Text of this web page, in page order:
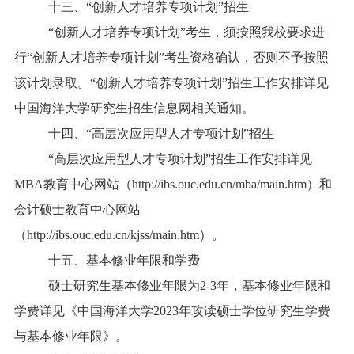
十三、“创新人才培养专项计划”招生
“创新人才培养专项计划”考生，须按照我校要求进
行“创新人才培养专项计划”考生资格确认，否则不予按照
该计划录取。“创新人才培养专项计划”招生工作安排详见
中国海洋大学研究生招生信息网相关通知。
十四、“高层次应用型人才专项计划”招生
“高层次应用型人才专项计划”招生工作安排详见
MBA教育中心网站（http://ibs.ouc.edu.cn/mba/main.htm）和
会计硕士教育中心网站
（http://ibs.ouc.edu.cn/kjss/main.htm）。
十五、基本修业年限和学费
硕士研究生基本修业年限为2-3年，基本修业年限和
学费详见《中国海洋大学2023年攻读硕士学位研究生学费
与基本修业年限》。